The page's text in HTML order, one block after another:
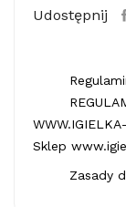
Udostępnij
Sklep
Zasady